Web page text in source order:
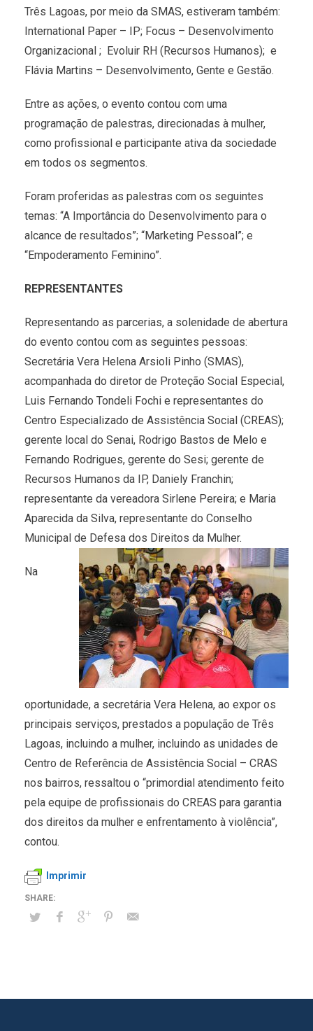
Três Lagoas, por meio da SMAS, estiveram também:
International Paper – IP; Focus – Desenvolvimento
Organizacional ; Evoluir RH (Recursos Humanos); e
Flávia Martins – Desenvolvimento, Gente e Gestão.
Entre as ações, o evento contou com uma
programação de palestras, direcionadas à mulher,
como profissional e participante ativa da sociedade
em todos os segmentos.
Foram proferidas as palestras com os seguintes
temas: “A Importância do Desenvolvimento para o
alcance de resultados”; “Marketing Pessoal”; e
“Empoderamento Feminino”.
REPRESENTANTES
Representando as parcerias, a solenidade de abertura
do evento contou com as seguintes pessoas:
Secretária Vera Helena Arsioli Pinho (SMAS),
acompanhada do diretor de Proteção Social Especial,
Luis Fernando Tondeli Fochi e representantes do
Centro Especializado de Assistência Social (CREAS);
gerente local do Senai, Rodrigo Bastos de Melo e
Fernando Rodrigues, gerente do Sesi; gerente de
Recursos Humanos da IP, Daniely Franchin;
representante da vereadora Sirlene Pereira; e Maria
Aparecida da Silva, representante do Conselho
Municipal de Defesa dos Direitos da Mulher.
Na
oportunidade, a secretária Vera Helena, ao expor os
principais serviços, prestados a população de Três
Lagoas, incluindo a mulher, incluindo as unidades de
Centro de Referência de Assistência Social – CRAS
nos bairros, ressaltou o “primordial atendimento feito
pela equipe de profissionais do CREAS para garantia
dos direitos da mulher e enfrentamento à violência”,
contou.
Imprimir